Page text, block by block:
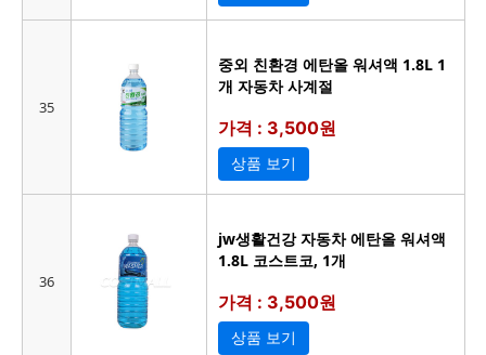
35
중외 친환경 에탄올 워셔액 1.8L 1
개 자동차 사계절
가격 : 3,500원
상품 보기
36
jw생활건강 자동차 에탄올 워셔액
1.8L 코스트코, 1개
가격 : 3,500원
상품 보기